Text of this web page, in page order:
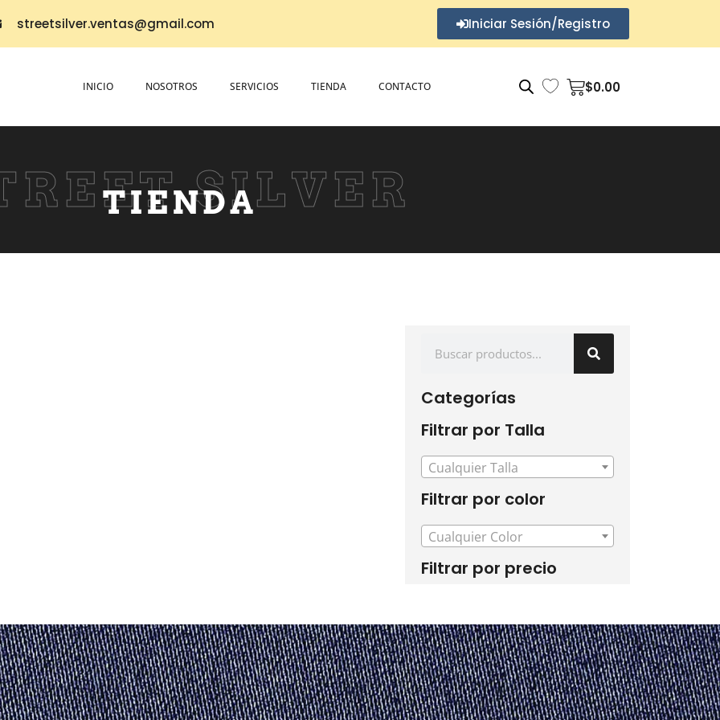
streetsilver.ventas@gmail.com Iniciar Sesión/Registro
INICIO NOSOTROS SERVICIOS TIENDA CONTACTO $0.00
SILVER
TIENDA
Categorías
Filtrar por Talla
Cualquier Talla
Filtrar por color
Cualquier Color
Filtrar por precio